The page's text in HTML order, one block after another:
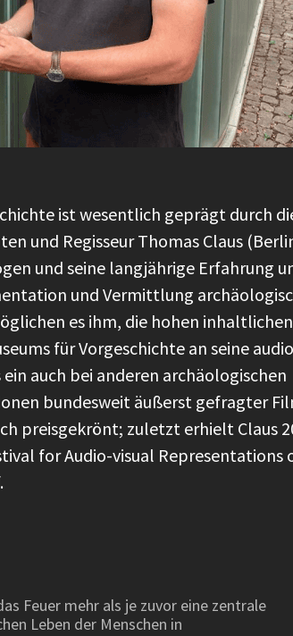
ist wesentlich geprägt durch
und Regisseur Thomas Claus
und seine langjährige Erfahrung
und Vermittlung
es ihm, die hohen
für Vorgeschichte an seine
auch bei anderen archäologischen
bundesweit äußerst gefragter
preisgekrönt; zuletzt erhielt Claus
for Audio-visual Representations
Feuer mehr als je zuvor eine zentrale
Leben der Menschen in